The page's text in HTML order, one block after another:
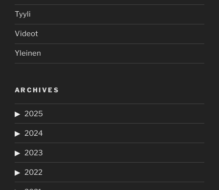
Tyyli
Videot
Yleinen
ARCHIVES
2025
2024
2023
2022